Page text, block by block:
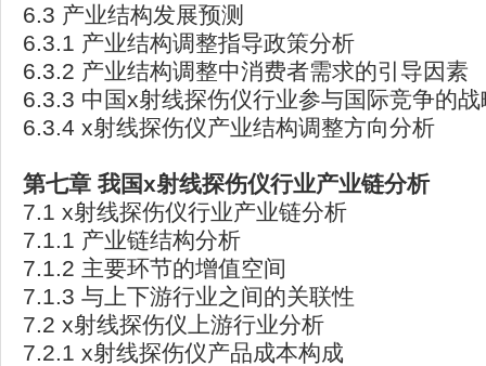
6.3 产业结构发展预测
6.3.1 产业结构调整指导政策分析
6.3.2 产业结构调整中消费者需求的引导因素
6.3.3 中国x射线探伤仪行业参与国际竞争的
6.3.4 x射线探伤仪产业结构调整方向分析
第七章 我国x射线探伤仪行业产业链分析
7.1 x射线探伤仪行业产业链分析
7.1.1 产业链结构分析
7.1.2 主要环节的增值空间
7.1.3 与上下游行业之间的关联性
7.2 x射线探伤仪上游行业分析
7.2.1 x射线探伤仪产品成本构成